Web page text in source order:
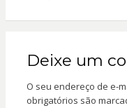
Deixe um
O seu endereço de e-
obrigatórios são